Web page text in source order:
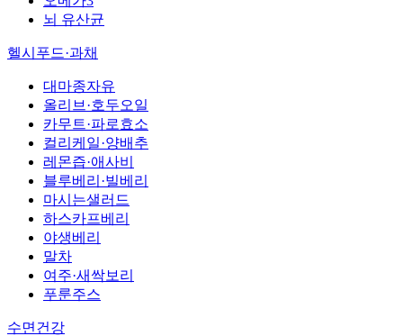
뇌 유산균
헬시푸드·과채
대마종자유
올리브·호두오일
카무트·파로효소
컬리케일·양배추
레몬즙·애사비
블루베리·빌베리
마시는샐러드
하스카프베리
야생베리
말차
여주·새싹보리
푸룬주스
수면건강